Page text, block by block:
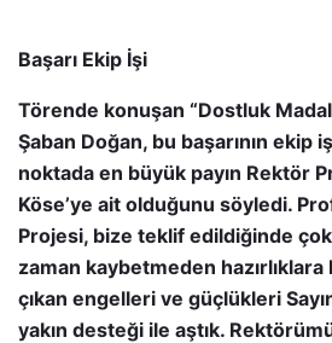
Başarı Ekip İşi
Törende konuşan “Dostluk
Şaban Doğan, bu başarının ekip
noktada en büyük payın Rektör
Köse’ye ait olduğunu söyledi.
Projesi, bize teklif edildiğinde
zaman kaybetmeden hazırlıklara
çıkan engelleri ve güçlükleri
yakın desteği ile aştık.